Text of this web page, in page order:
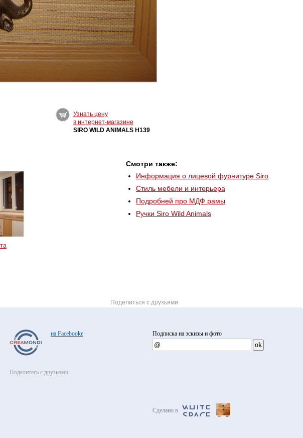
Узнать цену
в интернет-магазине
SIRO WILD ANIMALS H139
Смотри также:
Информация о лицевой фурнитуре Siro
Стиль мебели и интерьера
Подробней про МДФ рамы
Ручки Siro Wild Animals
Поделиться с друзьями
на Facebooke
Поделитесь с друзьями
Подписка на эскизы и фото
Сделано в